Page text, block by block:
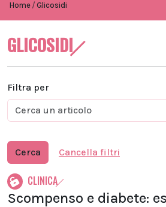
Home Glicosidi
GLICOSIDI
Filtra per
Cerca Cancella filtri
CLINICA
Scompenso e diabete: